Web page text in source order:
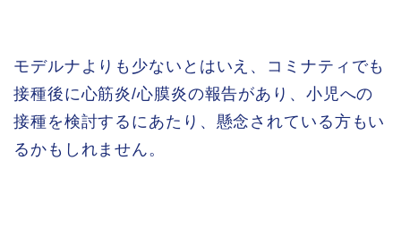
モデルナよりも少ないとはいえ、コミナティでも
接種後に心筋炎/心膜炎の報告があり、小児への
接種を検討するにあたり、懸念されている方もい
るかもしれません。